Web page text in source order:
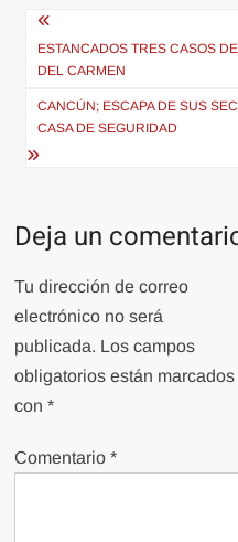
Navegación
de
entradas
ESTANCADOS TRES CASOS
DEL CARMEN
CANCÚN; ESCAPA DE SUS
CASA DE SEGURIDAD
Deja un
Tu dirección de correo
electrónico no será
publicada. Los campos
obligatorios están marcados
con*
Comentario*